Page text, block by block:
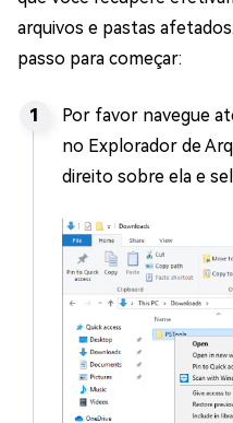
arquivos e pastas
passo para começar:
Por favor navegue
no Explorador de
direito sobre ela e